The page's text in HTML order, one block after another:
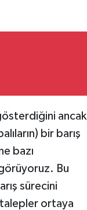
ancak
bir barış
bazı
Bu
sürecini
ortaya